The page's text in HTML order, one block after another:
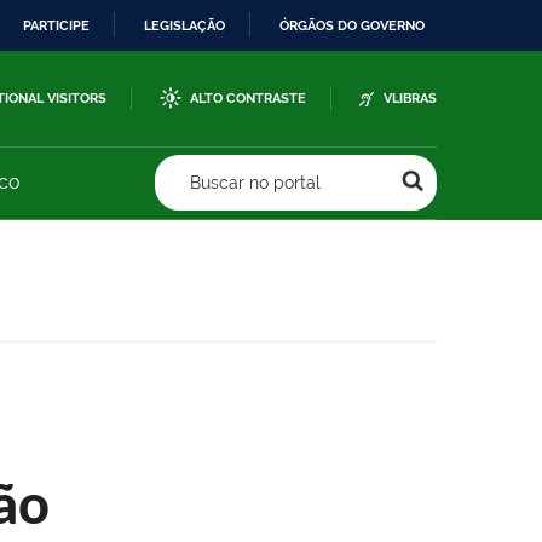
PARTICIPE LEGISLAÇÃO ÓRGÃOS DO GOVERNO
VISITORS ALTO CONTRASTE VLIBRAS
Buscar no portal